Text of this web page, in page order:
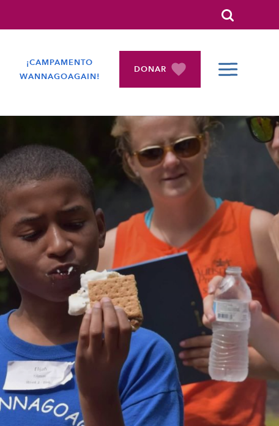
Search
¡CAMPAMENTO
WANNAGOAGAIN!
DONAR